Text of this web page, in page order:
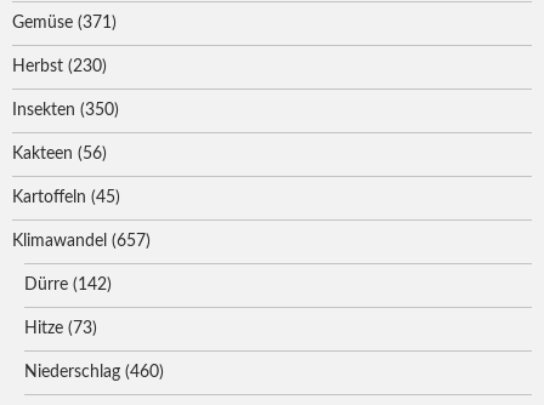
Gemüse (371)
Herbst (230)
Insekten (350)
Kakteen (56)
Kartoffeln (45)
Klimawandel (657)
Dürre (142)
Hitze (73)
Niederschlag (460)